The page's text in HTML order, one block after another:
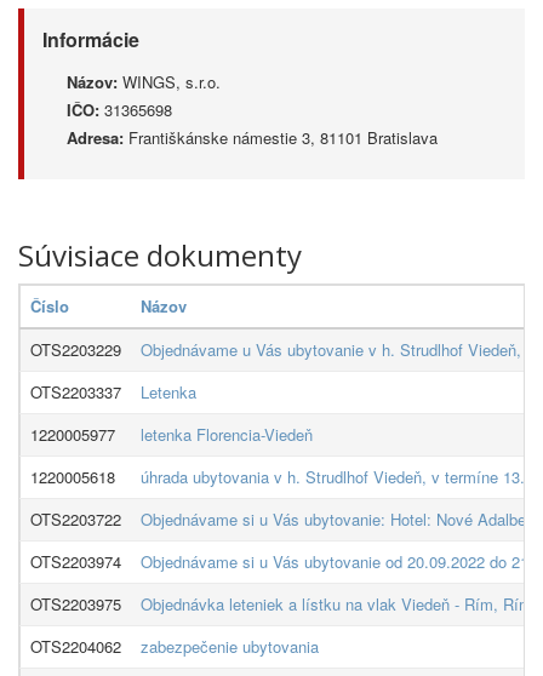
Informácie
Názov: WINGS, s.r.o.
IČO: 31365698
Adresa: Františkánske námestie 3, 81101 Bratislava
Súvisiace dokumenty
Číslo
Názov
OTS2203229
Objednávame u Vás ubytovanie v h. Strudlhof Viedeň,
OTS2203337
Letenka
1220005977
letenka Florencia-Viedeň
1220005618
úhrada ubytovania v h. Strudlhof Viedeň, v termíne 13.-
OTS2203722
Objednávame si u Vás ubytovanie: Hotel: Nové
OTS2203974
Objednávame si u Vás ubytovanie od 20.09.2022 do
OTS2203975
Objednávka leteniek a lístku na vlak Viedeň - Rím, Rím
OTS2204062
zabezpečenie ubytovania